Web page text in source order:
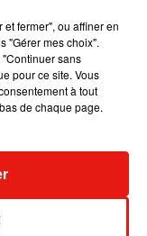
par Aurélie
terminée
fermer", ou affiner en
"Gérer mes choix".
sans
pour ce site. Vous
à tout
de chaque page.